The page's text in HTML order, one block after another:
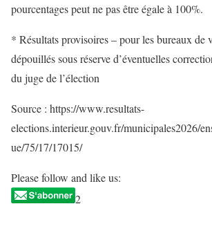
pourcentages peut ne pas être égale à 100%.
* Résultats provisoires – pour les bureaux de
dépouillés sous réserve d’éventuelles
du juge de l’élection
Source : https://www.resultats-
elections.interieur.gouv.fr/municipales2026/
ue/75/17/17015/
Please follow and like us:
2